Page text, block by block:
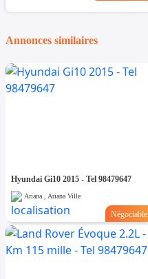
Annonces similaires
Hyundai Gi10 2015 - Tel 98479647
Ariana , Ariana Ville
Négociable